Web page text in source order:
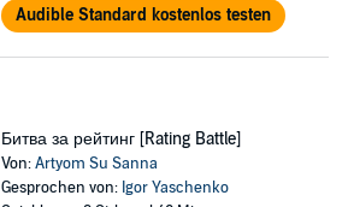
Audible Standard kostenlos testen
Битва за рейтинг [Rating Battle]
Von:Artyom Su Sanna
Gesprochen von: Igor Yaschenko